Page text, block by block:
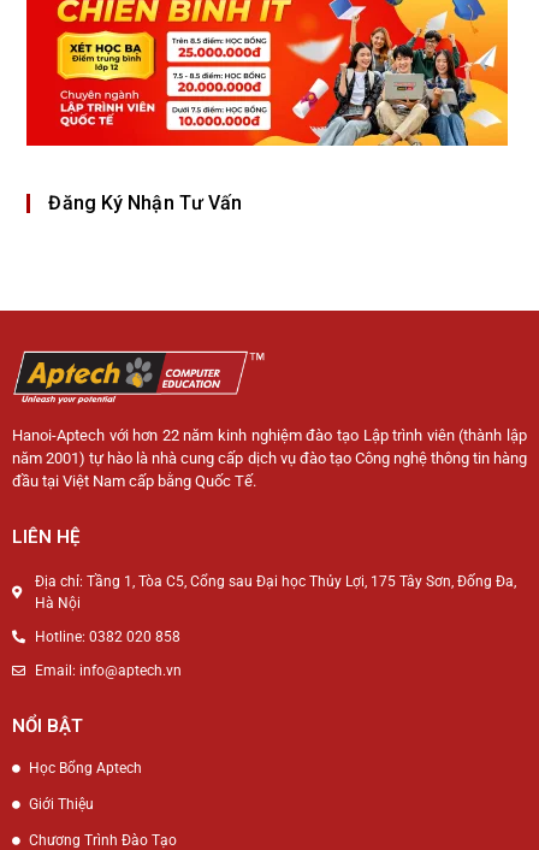
Đăng Ký Nhận Tư Vấn
Hanoi-Aptech với hơn 22 năm kinh nghiệm đào tạo Lập trình viên (thành lập
năm 2001) tự hào là nhà cung cấp dịch vụ đào tạo Công nghệ thông tin hàng
đầu tại Việt Nam cấp bằng Quốc Tế.
LIÊN HỆ
Địa chỉ: Tầng 1, Tòa C5, Cổng sau Đại học Thủy Lợi, 175 Tây Sơn, Đống Đa,
Hà Nội
Hotline: 0382 020 858
Email: info@aptech.vn
NỔI BẬT
Học Bổng Aptech
Giới Thiệu
Chương Trình Đào Tạo